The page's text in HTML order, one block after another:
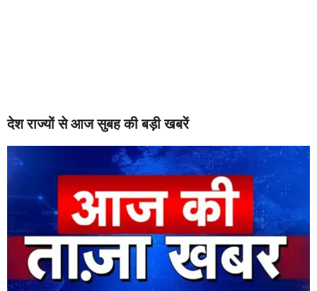
देश राज्यों से आज सुबह की बड़ी खबरें